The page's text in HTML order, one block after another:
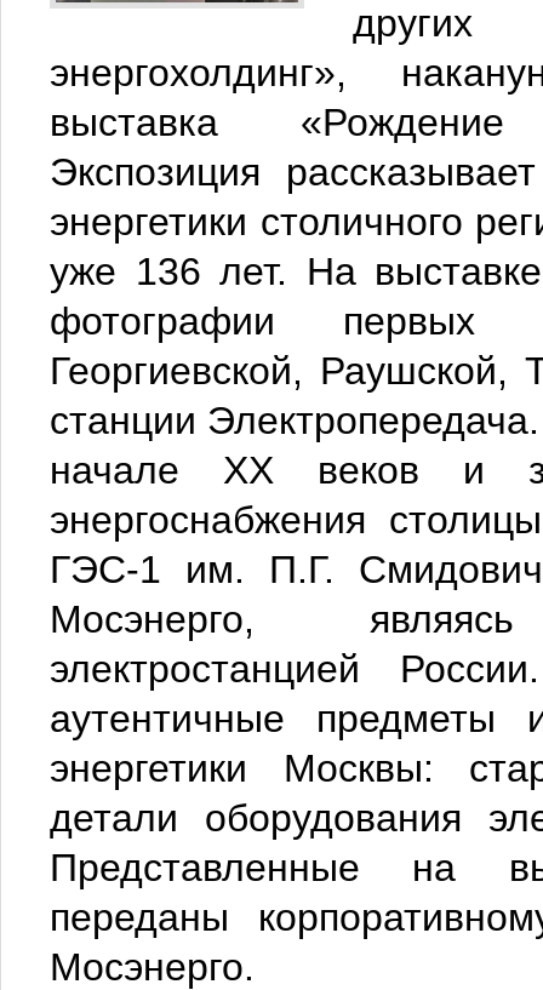
других
энергохолдинг»,
выставка «Рождение
Экспозиция
энергетики столичного
уже 136 лет. На
фотографии первых
Георгиевской, Раушской,
станции
начале XX веков и
энергоснабжения
ГЭС-1 им. П.Г.
Мосэнерго,
электростанцией
аутентичные
энергетики Москвы:
детали оборудования
Представленные на
переданы
Мосэнерго.